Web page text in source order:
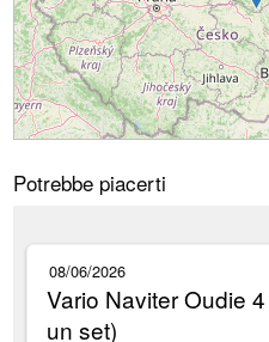
Potrebbe piacerti
08/06/2026
Vario Naviter Oudie
un set)